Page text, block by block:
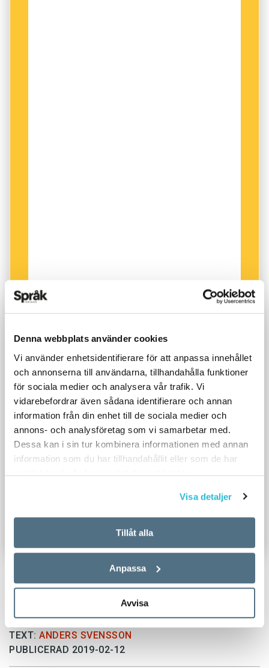
Denna webbplats använder cookies
Vi använder enhetsidentifierare för att anpassa innehållet
och annonserna till användarna, tillhandahålla funktioner
för sociala medier och analysera vår trafik. Vi
vidarebefordrar även sådana identifierare och annan
information från din enhet till de sociala medier och
annons- och analysföretag som vi samarbetar med.
Dessa kan i sin tur kombinera informationen med annan
information som du har tillhandahållit eller som de har
samlat in när du har använt deras tjänster.
Visa detaljer
Tillåt alla
Anpassa
Avvisa
TEXT: ANDERS SVENSSON
PUBLICERAD 2019-02-12